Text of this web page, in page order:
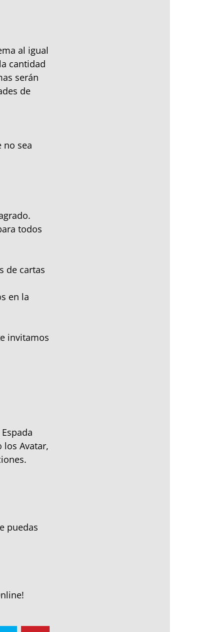
al igual
cantidad
serán
de
no sea
todos
de cartas
en la
invitamos
los Avatar,
puedas